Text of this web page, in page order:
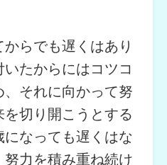
らでも遅くはあり
たからにはコツコ
それに向かって努
切り開こうとする
なっても遅くはな
力を積み重ね続け